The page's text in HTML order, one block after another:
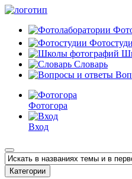
Словарь
Фотогора
Вход
Категории